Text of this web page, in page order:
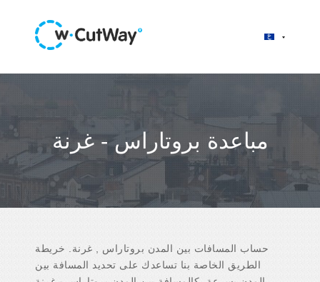
مباعدة بروتاراس - غرنة
حساب المسافات بين المدن بروتاراس , غرنة. خريطة
الطريق الخاصة بنا تساعدك على تحديد المسافة بين